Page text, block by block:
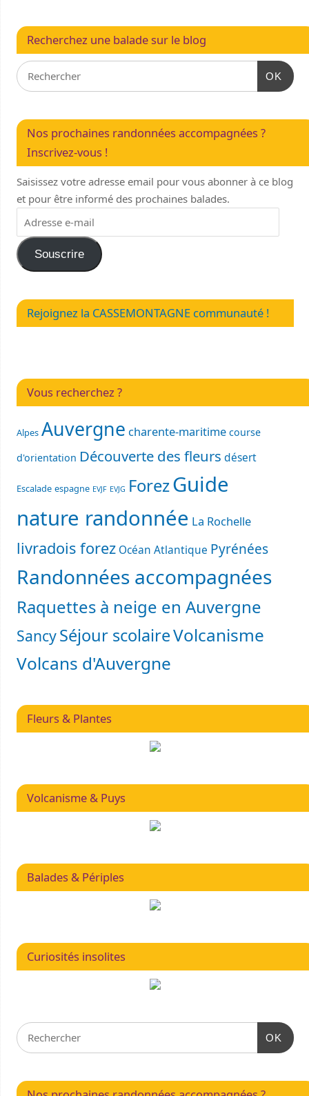
Recherchez une balade sur le blog
OK
Nos prochaines randonnées accompagnées ?
Inscrivez-vous !
Saisissez votre adresse email pour vous abonner à ce blog
et pour être informé des prochaines balades.
Souscrire
Rejoignez la CASSEMONTAGNE communauté !
Vous recherchez ?
Alpes Auvergne charente-maritime course
d'orientation Découverte des fleurs désert
Escalade espagne EVJF EVJG ForezGuide
nature randonnée La Rochelle
livradois forez Océan Atlantique Pyrénées
Randonnées accompagnées
Raquettes à neige en Auvergne
SancySéjour scolaireVolcanisme
Volcans d'Auvergne
Fleurs & Plantes
Volcanisme & Puys
Balades & Périples
Curiosités insolites
OK